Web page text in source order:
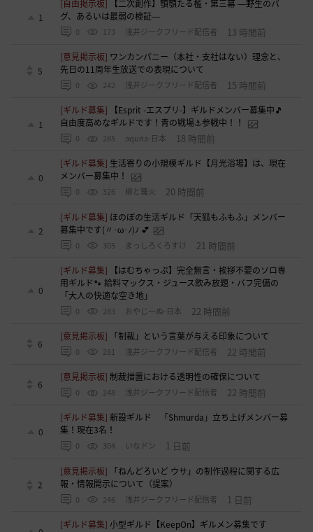
1
[自由掲示板]
【二次創作】顎顎たる檻・第三幕 ―野生のバ
グ、あるいは最弱の検証―
0 173 浅井ジークフリード配信者 13 時間前
5
[意見掲示板] ワンカンパニー（本社・支社はない）理念と、
先日の11周年生放送での表現について
0 242 浅井ジークフリード配信者 15 時間前
1
[ギルド募集]
【Esprit -エスプリ-】ギルドメンバー募集中🎵
自由度高めなギルドです！青の戦場⚓参戦中！！
0 285 aquria-日本 18 時間前
0
[ギルド募集] 生活寄りの小規模ギルド【月光浴場】は、現在
メンバー募集中！
0 326 柳と篝火 20 時間前
2
[ギルド募集] ほのぼの生活ギルド「天狐もふもふ」メンバー
募集中です(〃･ω･ﾉ)ﾉ 💕
0 305 まっしろくろすけ 21 時間前
0
[ギルド募集]
【はむちゃっぷ】完全無言・挨拶不要のソロ専
用ギルド🐾 給料マックス・ジュース飲み放題・バフ完備の
「大人の快適な空き地」
0 283 おやじーぬ-日本 22 時間前
6
[意見掲示板] 「制裁」という言葉が与える印象について
0 281 浅井ジークフリード配信者 22 時間前
6
[意見掲示板]制裁措置における透明性の確保について
0 248 浅井ジークフリード配信者 22 時間前
0
[ギルド募集]新設ギルド 「Shmurda」立ち上げメンバー募
集！現在3名！
0 304 いなドン 1 日前
2
[意見掲示板]
「ねんどろいど ウサ」の制作過程に関する広
報・情報開示について（提案）
0 246 浅井ジークフリード配信者 1 日前
[ギルド募集]小型ギルド【KeepOn】ギルメン募集です